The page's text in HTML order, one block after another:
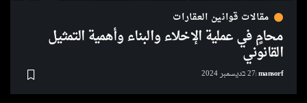
مقالات قوانين العقارات
محامٍ في عملية الإخلاء والبناء وأهمية التمثيل
القانوني
mansorf27 בديسمبر 2024